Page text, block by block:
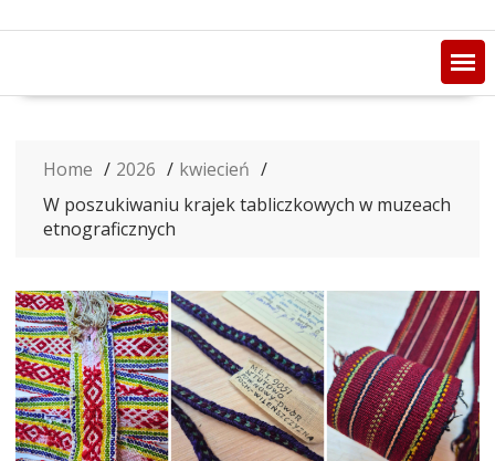
Home 2026
kwiecień
W poszukiwaniu krajek tabliczkowych w muzeach
etnograficznych